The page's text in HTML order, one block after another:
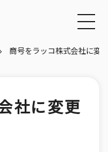
商号をラッコ株式会社に変
社に変更